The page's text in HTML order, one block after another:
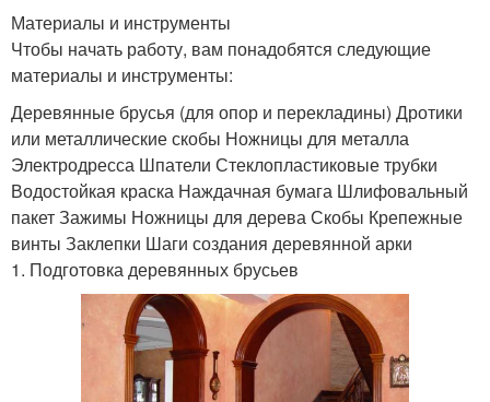
Материалы и инструменты
Чтобы начать работу, вам понадобятся следующие
материалы и инструменты:
Деревянные брусья (для опор и перекладины) Дротики
или металлические скобы Ножницы для металла
Электродресса Шпатели Стеклопластиковые трубки
Водостойкая краска Наждачная бумага Шлифовальный
пакет Зажимы Ножницы для дерева Скобы Крепежные
винты Заклепки Шаги создания деревянной арки
1. Подготовка деревянных брусьев